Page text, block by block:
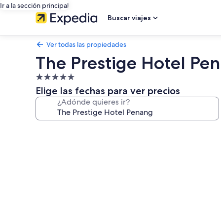
Ir a la sección principal
Buscar viajes
Ver todas las propiedades
The Prestige Hotel
Propiedad
de
5.0
estrellas
Elige las fechas para ver precios
¿Adónde quieres ir?